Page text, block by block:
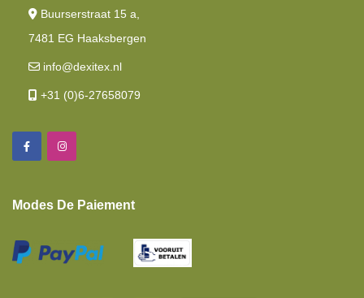
Buurserstraat 15 a,
7481 EG Haaksbergen
info@dexitex.nl
+31 (0)6-27658079
Modes De Paiement